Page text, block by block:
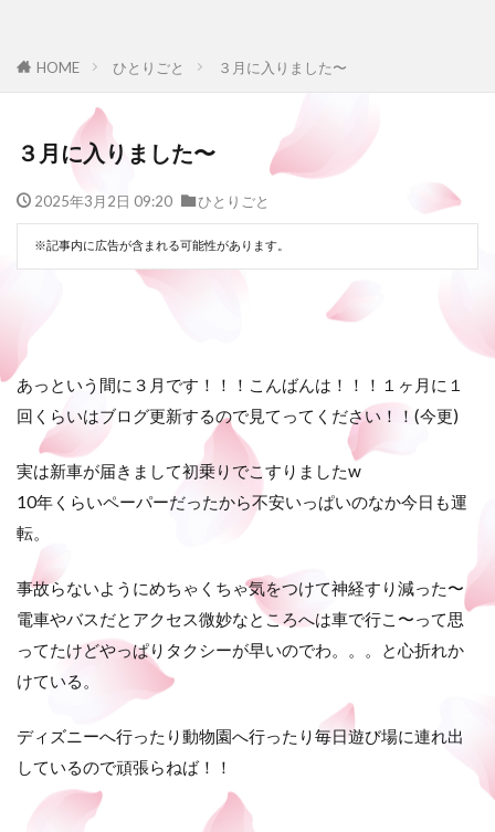
HOME ひとりごと ３月に入りました〜
３月に入りました〜
2025年3月2日 09:20 ひとりごと
※記事内に広告が含まれる可能性があります。
あっという間に３月です！！！こんばんは！！！１ヶ月に１
回くらいはブログ更新するので見てってください！！(今更)
実は新車が届きまして初乗りでこすりましたw
10年くらいペーパーだったから不安いっぱいのなか今日も運
転。
事故らないようにめちゃくちゃ気をつけて神経すり減った〜
電車やバスだとアクセス微妙なところへは車で行こ〜って思
ってたけどやっぱりタクシーが早いのでわ。。。と心折れか
けている。
ディズニーへ行ったり動物園へ行ったり毎日遊び場に連れ出
しているので頑張らねば！！